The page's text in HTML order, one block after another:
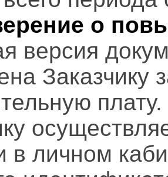
о
версия
Заказчику
в личном